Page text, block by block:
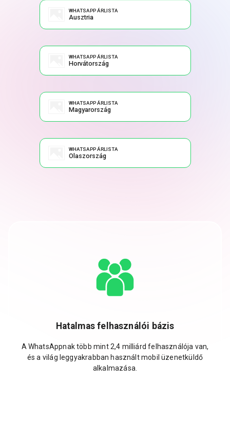
WHATSAPP ÁRLISTA
Ausztria
WHATSAPP ÁRLISTA
Horvátország
WHATSAPP ÁRLISTA
Magyarország
WHATSAPP ÁRLISTA
Olaszország
Hatalmas felhasználói bázis
A WhatsAppnak több mint 2,4 milliárd felhasználója van,
és a világ leggyakrabban használt mobil üzenetküldő
alkalmazása.